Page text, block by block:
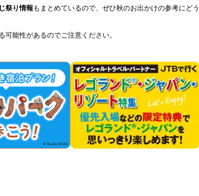
祭り情報 もまとめているので、ぜひ秋のお出かけの参考にどう
能性があるのでご注意ください。